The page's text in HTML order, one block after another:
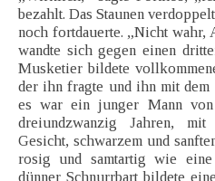
bezahlt. Das Staunen
noch fortdauerte. „Nicht wahr,
wandte sich gegen einen
Musketier bildete
der ihn fragte und ihn mit dem
es war ein junger Mann
dreiundzwanzig Jahren,
Gesicht, schwarzem und
rosig und samtartig wie
dünner Schnurrbart bildete